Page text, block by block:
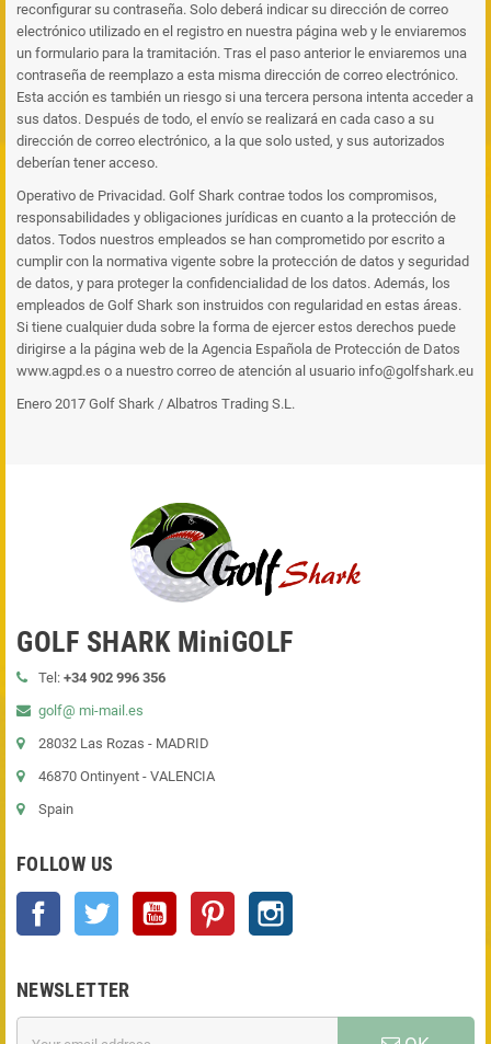
reconfigurar su contraseña. Solo deberá indicar su dirección de correo
electrónico utilizado en el registro en nuestra página web y le enviaremos
un formulario para la tramitación. Tras el paso anterior le enviaremos una
contraseña de reemplazo a esta misma dirección de correo electrónico.
Esta acción es también un riesgo si una tercera persona intenta acceder a
sus datos. Después de todo, el envío se realizará en cada caso a su
dirección de correo electrónico, a la que solo usted, y sus autorizados
deberían tener acceso.
Operativo de Privacidad. Golf Shark contrae todos los compromisos,
responsabilidades y obligaciones jurídicas en cuanto a la protección de
datos. Todos nuestros empleados se han comprometido por escrito a
cumplir con la normativa vigente sobre la protección de datos y seguridad
de datos, y para proteger la confidencialidad de los datos. Además, los
empleados de Golf Shark son instruidos con regularidad en estas áreas.
Si tiene cualquier duda sobre la forma de ejercer estos derechos puede
dirigirse a la página web de la Agencia Española de Protección de Datos
www.agpd.es o a nuestro correo de atención al usuario info@golfshark.eu
Enero 2017 Golf Shark / Albatros Trading S.L.
GOLF SHARK MiniGOLF
Tel: +34 902 996 356
golf@ mi-mail.es
28032 Las Rozas - MADRID
46870 Ontinyent - VALENCIA
Spain
FOLLOW US
Facebook Twitter YouTube Pinterest
NEWSLETTER